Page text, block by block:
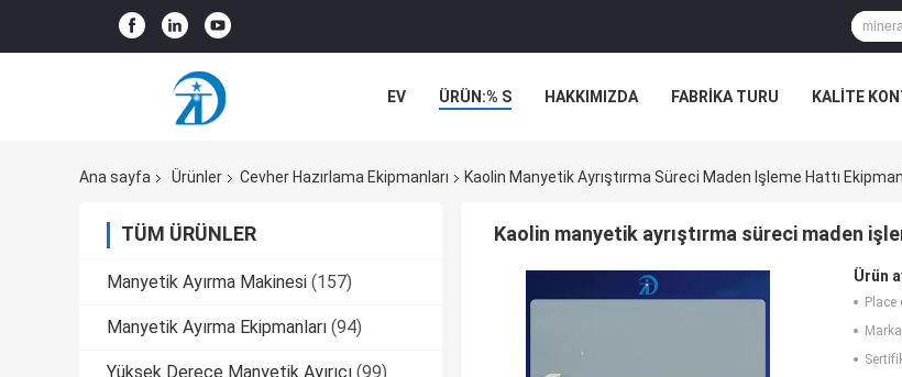
EV ÜRÜN:% S HAKKIMIZDA FABRIKA TURU KALITE
Ana sayfa
Ürünler Cevher Hazırlama Ekipmanları Kaolin Manyetik Ayrıştırma Süreci Maden Işleme Hattı
TÜM ÜRÜNLER
Manyetik Ayırma Makinesi (157)
Manyetik Ayırma Ekipmanları (94)
Yüksek Derece Manyetik Ayırıcı (99)
Kaolin manyetik ayrıştırma süreci maden
Ürün
Place